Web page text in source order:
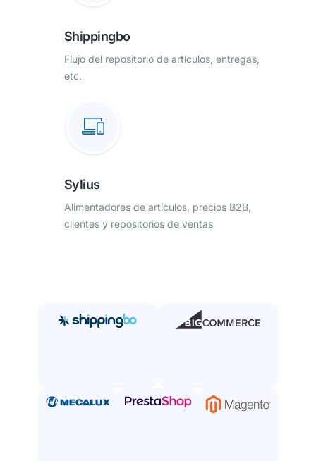
Shippingbo
Flujo del repositorio de artículos, entregas,
etc.
Sylius
Alimentadores de artículos, precios B2B,
clientes y repositorios de ventas